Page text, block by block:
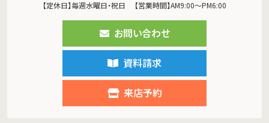
【定休日】毎週水曜日・祝日 【営業時間】AM9:00～PM6:00
お問い合わせ
資料請求
来店予約